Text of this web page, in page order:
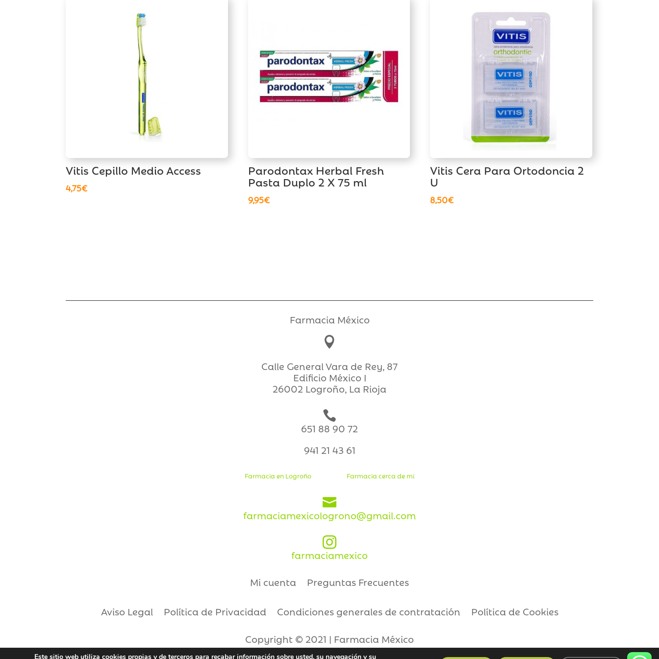
Vitis Cepillo Medio Access
4,75€
Parodontax Herbal Fresh
Pasta Duplo 2 X 75 ml
9,95€
Vitis Cera Para Ortodoncia 2
U
8,50€
Farmacia México

Calle General Vara de Rey, 87
Edificio México I
26002 Logroño, La Rioja

651 88 90 72
941 21 43 61
Farmacia en Logroño Farmacia cerca de mi

farmaciamexicologrono@gmail.com

farmaciamexico
Mi cuenta Preguntas Frecuentes
Aviso Legal Política de Privacidad Condiciones generales de contratación Política de Cookies
Copyright © 2021 | Farmacia México
Este sitio web utiliza cookies propias y de terceros para recabar información sobre usted, su navegación y su